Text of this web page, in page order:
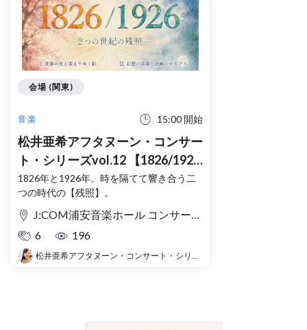
音楽 15:00 開始
松井亜希アフタヌーン・コンサー
ト・シリーズvol.12 【1826/1926
ー二つの世紀の残照ー】
1826年と1926年。時を隔てて響き合う二
つの時代の【残照】。
J:COM浦安音楽ホール コンサートホール
6
196
松井亜希アフタヌーン・コンサート・シリーズ
会場 (関東)